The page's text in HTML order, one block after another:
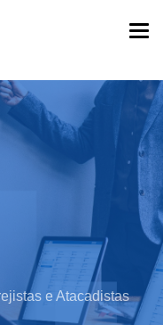
e Atacadistas